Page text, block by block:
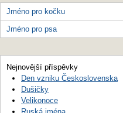
Jméno pro kočku
Jméno pro psa
Nejnovější příspěvky
Den vzniku Československa
Dušičky
Velikonoce